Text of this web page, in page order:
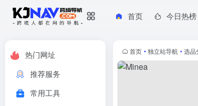
首页 今日热榜
热门网址
推荐服务
常用工具
首页 • 独立站导航 • 选品
Minea